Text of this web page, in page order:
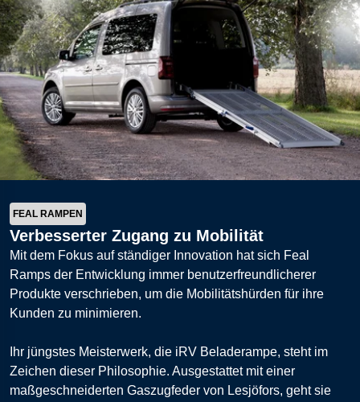
Polestar 2 Fahrwerksfedern
Öhlins Motorrad-Federn
FEAL RAMPEN
Verbesserter Zugang zu Mobilität
Mit dem Fokus auf ständiger Innovation hat sich Feal
Ramps der Entwicklung immer benutzerfreundlicherer
Produkte verschrieben, um die Mobilitätshürden für ihre
Kunden zu minimieren.
Ihr jüngstes Meisterwerk, die iRV Beladerampe, steht im
Zeichen dieser Philosophie. Ausgestattet mit einer
maßgeschneiderten Gaszugfeder von Lesjöfors, geht sie